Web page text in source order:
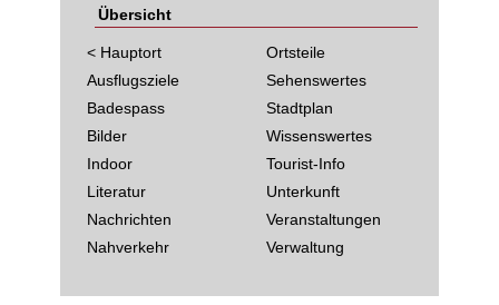
Übersicht
< Hauptort
Ausflugsziele
Badespass
Bilder
Indoor
Literatur
Nachrichten
Nahverkehr
Ortsteile
Sehenswertes
Stadtplan
Wissenswertes
Tourist-Info
Unterkunft
Veranstaltungen
Verwaltung